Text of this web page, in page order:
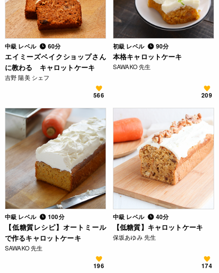
中級 レベル 60分
エイミーズベイクショップさん
に教わる キャロットケーキ
吉野 陽美 シェフ
566
初級 レベル 90分
本格キャロットケーキ
SAWAKO 先生
209
中級 レベル 100分
【低糖質レシピ】オートミール
で作るキャロットケーキ
SAWAKO 先生
196
中級 レベル 40分
【低糖質】キャロットケーキ
保坂あゆみ 先生
174